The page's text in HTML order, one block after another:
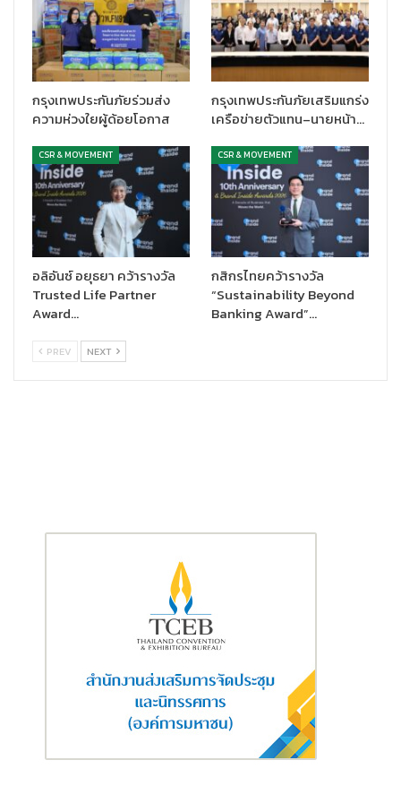
https://www.facebook.com/Hearts.in.action.volunteers
กรุงเทพประกันภัยร่วมส่ง
ความห่วงใยผู้ด้อยโอกาส
กรุงเทพประกันภัยเสริมแกร่ง
เครือข่ายตัวแทน–นายหน้า…
CSR & MOVEMENT
อลิอันซ์ อยุธยา คว้ารางวัล
Trusted Life Partner
Award…
CSR & MOVEMENT
กสิกรไทยคว้ารางวัล
“Sustainability Beyond
Banking Award”…
PREV NEXT